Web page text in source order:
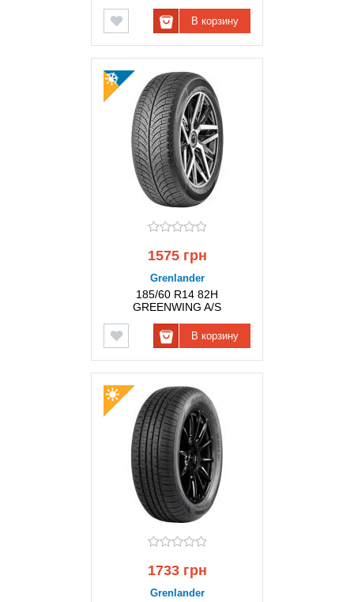
В корзину
1575 грн
Grenlander
185/60 R14 82H
GREENWING A/S
В корзину
1733 грн
Grenlander